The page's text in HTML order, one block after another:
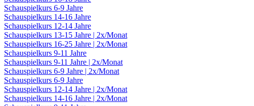
Schauspielkurs 6-9 Jahre
Schauspielkurs 14-16 Jahre
Schauspielkurs 12-14 Jahre
Schauspielkurs 13-15 Jahre | 2x/Monat
Schauspielkurs 16-25 Jahre | 2x/Monat
Schauspielkurs 9-11 Jahre
Schauspielkurs 9-11 Jahre | 2x/Monat
Schauspielkurs 6-9 Jahre | 2x/Monat
Schauspielkurs 6-9 Jahre
Schauspielkurs 12-14 Jahre | 2x/Monat
Schauspielkurs 14-16 Jahre | 2x/Monat